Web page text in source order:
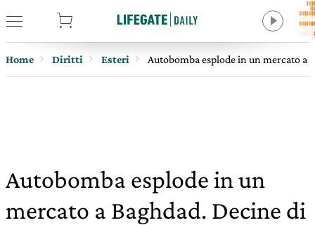
Home Diritti Esteri Autobomba esplode in un mercato a
Autobomba esplode in un
mercato a Baghdad. Decine di